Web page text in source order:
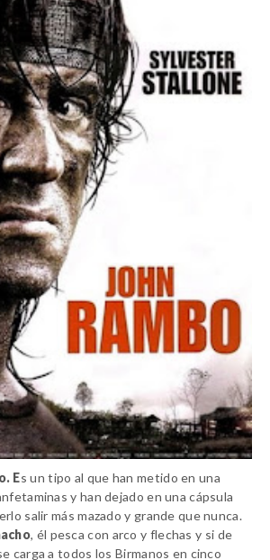
Es un tipo al que han metido en una
y han dejado en una cápsula
salir más mazado y grande que nunca.
, él pesca con arco y flechas y si de
carga a todos los Birmanos en cinco